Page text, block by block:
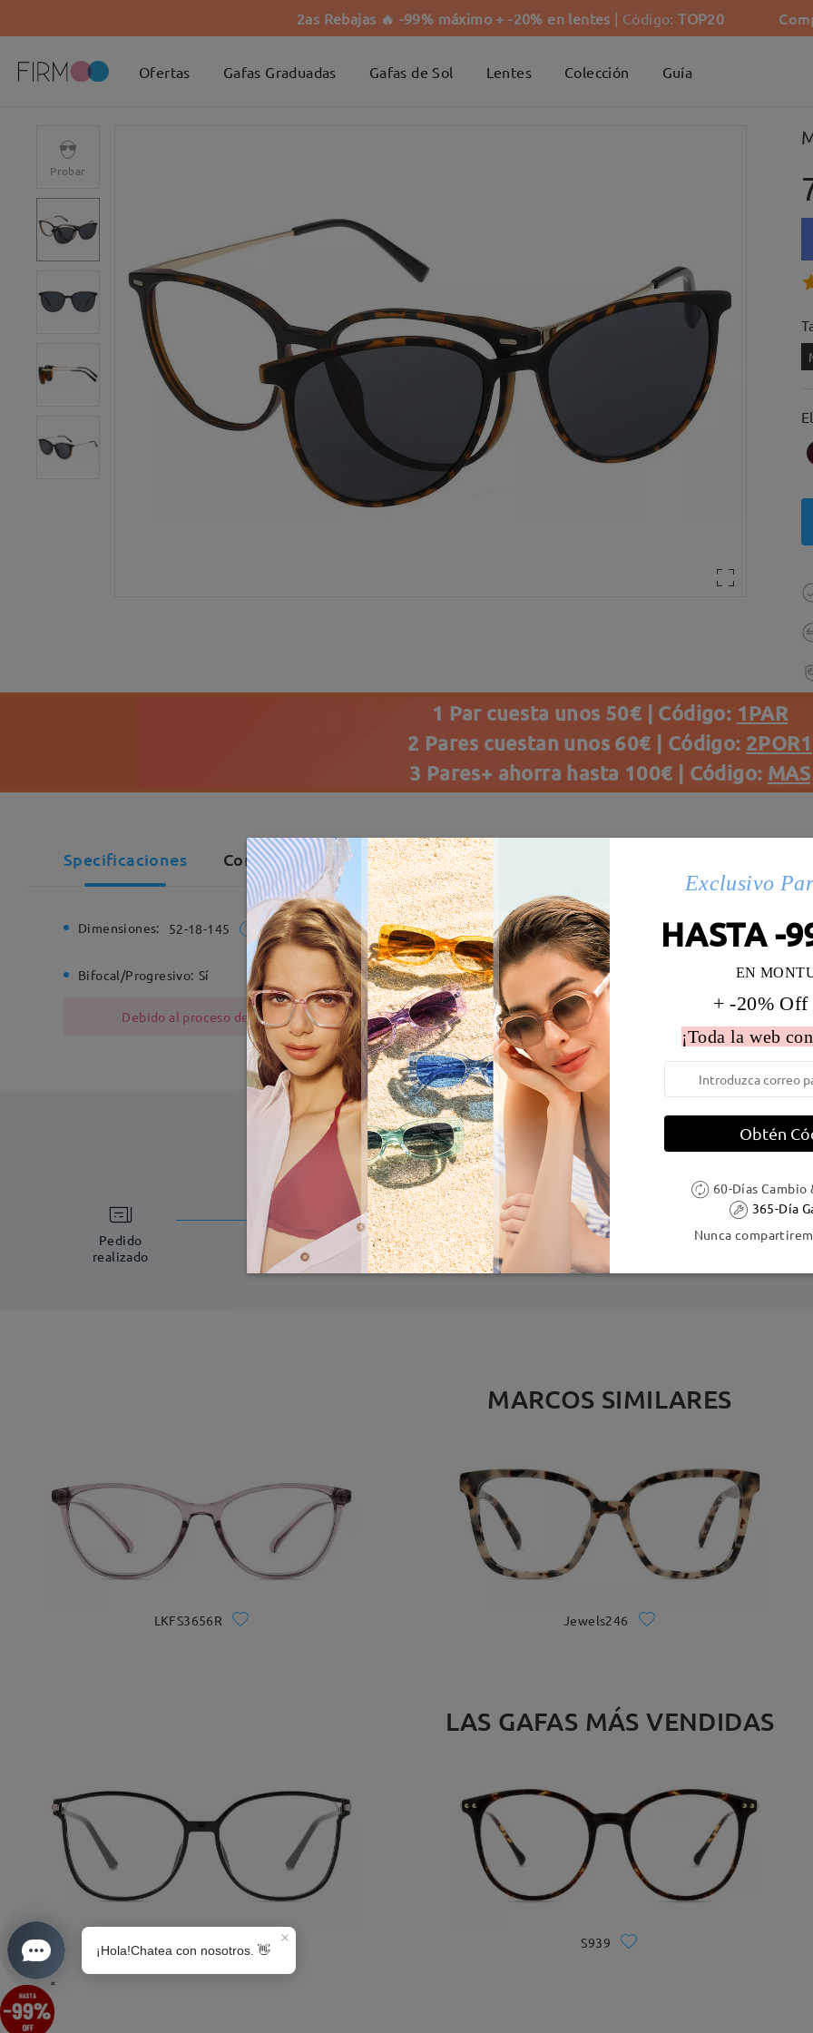
2as Rebajas 🔥 -99% máximo + -20% en lentes | Código:TOP20
Ofertas Gafas Graduadas Gafas de Sol Lentes Colección Guía
×
Probar
1 Par cuesta unos 50€ | Código: 1PAR
2 Pares cuestan unos 60€ | Código: 2POR1
3 Pares+ ahorra hasta 100€ | Código: MAS
Specificaciones Comentarios de Clientes(164)
Dimensiones: 52-18-145 Ancho de la montura: 132 mm (Medio) Diametro de lentes: 53 mm
Bifocal/Progresivo: Sí Bisagra de resorte: No Material de la montura: Metal
Debido al proceso de fabricación, las monturas metálicas contienen níquel. Los clientes con antecedentes de
DELIVERY
Pedido
realizado
Fabricación
5-7 días laborales detalles
MARCOS SIMILARES
LKFS3656R Jewels246
LAS GAFAS MÁS VENDIDAS
S939
Exclusivo
HASTA -
EN
+ -20% Off
¡Toda la web
Obtén
60-Días Cambio
365-Día
Nunca